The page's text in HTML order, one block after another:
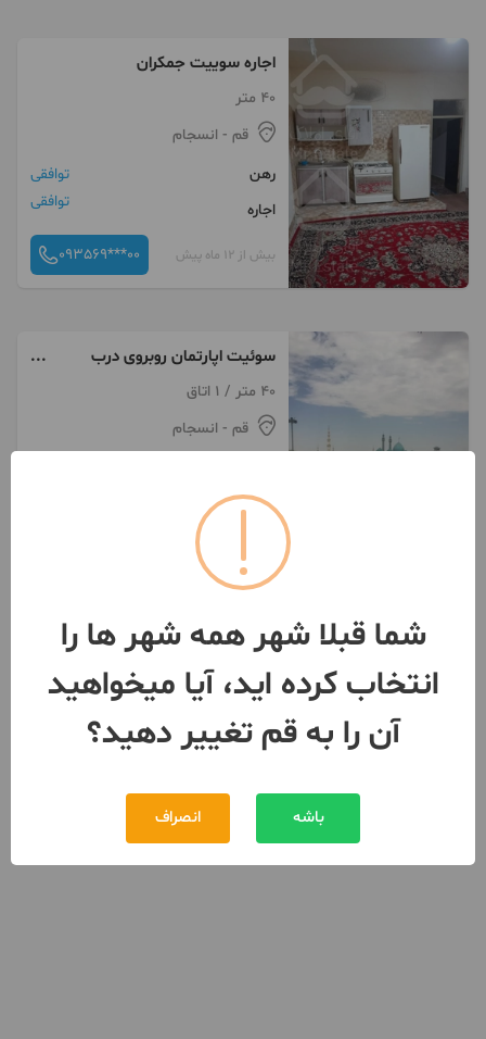
اجاره سوییت جمکران
40 متر
قم - انسجام
رهن
توافقی
اجاره
توافقی
بیش از 12 ماه پیش 093569***00
سوئیت اپارتمان روبروی درب
مسجد جمکران40 متر / 1 اتاق
قم - انسجام
اجاره
شما قبلا شهر همه شهر ها را
انتخاب کرده اید، آیا میخواهید
آن را به قم تغییر دهید؟
باشه انصراف